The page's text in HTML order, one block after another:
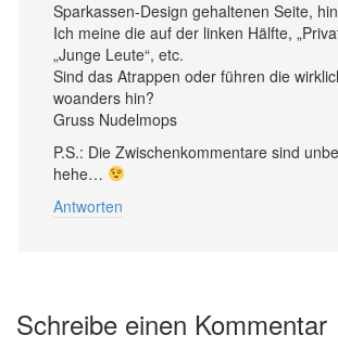
Sparkassen-Design gehaltenen Seite,
Ich meine die auf der linken Hälfte,
„Junge Leute“, etc.
Sind das Atrappen oder führen die
woanders hin?
Gruss Nudelmops
P.S.: Die Zwischenkommentare sind
hehe…
Antworten
Schreibe einen Kommentar